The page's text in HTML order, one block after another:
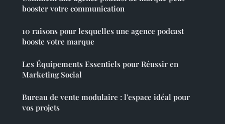
booster votre communication
10 raisons pour lesquelles une agence podcast
booste votre marque
Les Équipements Essentiels pour Réussir en
Marketing Social
Bureau de vente modulaire : l'espace idéal pour
vos projets